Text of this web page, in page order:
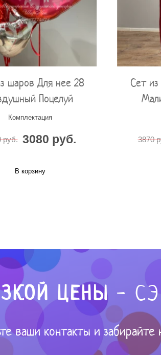
шаров Для нее 28
Поцелуй
Комплектация
руб. 3080 руб.
В корзину
Сет
3870
ЦЕНЫ -
ваши контакты и